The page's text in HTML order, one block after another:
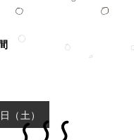
（土）